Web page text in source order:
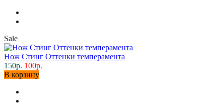
Sale
Нож Стинг Оттенки темперамента
150р. 100р.
В корзину